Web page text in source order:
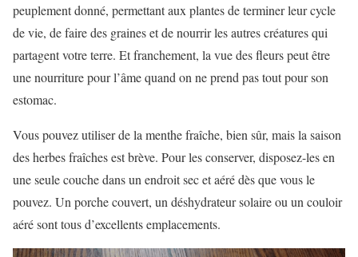
peuplement donné, permettant aux plantes de terminer leur cycle
de vie, de faire des graines et de nourrir les autres créatures qui
partagent votre terre. Et franchement, la vue des fleurs peut être
une nourriture pour l’âme quand on ne prend pas tout pour son
estomac.
Vous pouvez utiliser de la menthe fraîche, bien sûr, mais la saison
des herbes fraîches est brève. Pour les conserver, disposez-les en
une seule couche dans un endroit sec et aéré dès que vous le
pouvez. Un porche couvert, un déshydrateur solaire ou un couloir
aéré sont tous d’excellents emplacements.